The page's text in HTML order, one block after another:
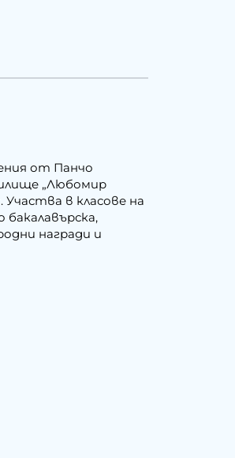
от Панчо
„Любомир
в класове на
награди и